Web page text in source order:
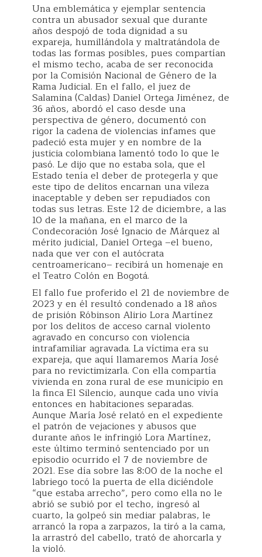
Una emblemática y ejemplar sentencia
contra un abusador sexual que durante
años despojó de toda dignidad a su
expareja, humillándola y maltratándola de
todas las formas posibles, pues compartían
el mismo techo, acaba de ser reconocida
por la Comisión Nacional de Género de la
Rama Judicial. En el fallo, el juez de
Salamina (Caldas) Daniel Ortega Jiménez, de
36 años, abordó el caso desde una
perspectiva de género, documentó con
rigor la cadena de violencias infames que
padeció esta mujer y en nombre de la
justicia colombiana lamentó todo lo que le
pasó. Le dijo que no estaba sola, que el
Estado tenía el deber de protegerla y que
este tipo de delitos encarnan una vileza
inaceptable y deben ser repudiados con
todas sus letras. Este 12 de diciembre, a las
10 de la mañana, en el marco de la
Condecoración José Ignacio de Márquez al
mérito judicial, Daniel Ortega –el bueno,
nada que ver con el autócrata
centroamericano– recibirá un homenaje en
el Teatro Colón en Bogotá.
El fallo fue proferido el 21 de noviembre de
2023 y en él resultó condenado a 18 años
de prisión Róbinson Alirio Lora Martínez
por los delitos de acceso carnal violento
agravado en concurso con violencia
intrafamiliar agravada. La víctima era su
expareja, que aquí llamaremos María José
para no revictimizarla. Con ella compartía
vivienda en zona rural de ese municipio en
la finca El Silencio, aunque cada uno vivía
entonces en habitaciones separadas.
Aunque María José relató en el expediente
el patrón de vejaciones y abusos que
durante años le infringió Lora Martínez,
este último terminó sentenciado por un
episodio ocurrido el 7 de noviembre de
2021. Ese día sobre las 8:00 de la noche el
labriego tocó la puerta de ella diciéndole
“que estaba arrecho”, pero como ella no le
abrió se subió por el techo, ingresó al
cuarto, la golpeó sin mediar palabras, le
arrancó la ropa a zarpazos, la tiró a la cama,
la arrastró del cabello, trató de ahorcarla y
la violó.